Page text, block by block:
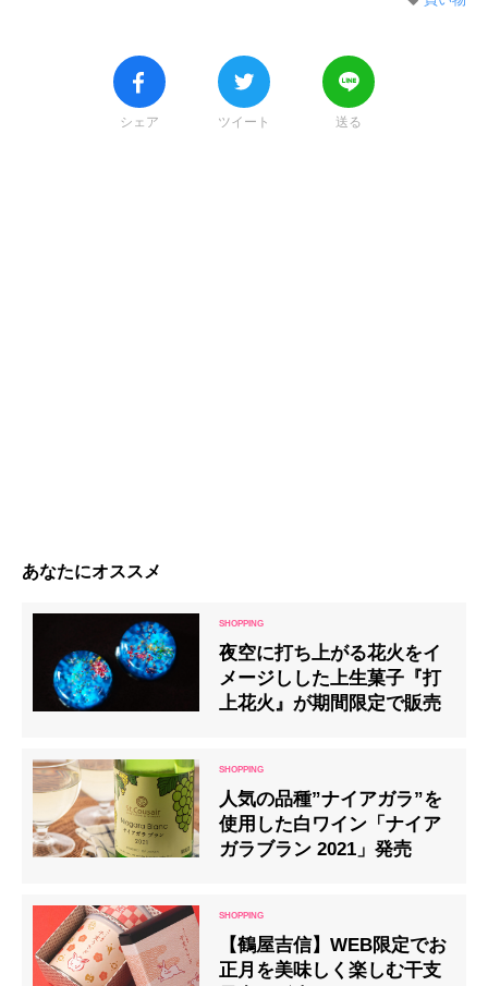
シェア ツイート 送る
あなたにオススメ
夜空に打ち上がる花火をイ
メージしした上生菓子『打
上花火』が期間限定で販売
人気の品種”ナイアガラ”を
使用した白ワイン「ナイア
ガラブラン 2021」発売
【鶴屋吉信】WEB限定でお
正月を美味しく楽しむ干支